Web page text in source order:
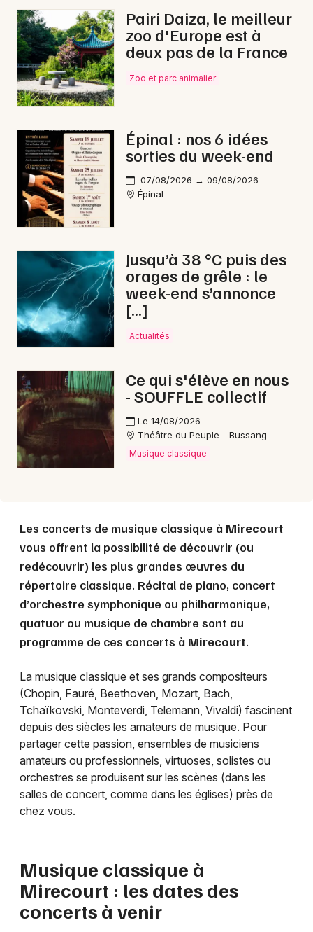
Musique classique dans le Grand Est
Newsletter des sorties
Artistes en tournée
Actus à Mirecourt
Magazine à Mirecourt
Choisir mes départements
Mon email
Je m'abonne
Pairi Daiza, le meilleur
zoo d'Europe est à
deux pas de la France
Zoo et parc animalier
Épinal : nos 6 idées
sorties du week-end
07/08/2026 → 09/08/2026
Épinal
Jusqu’à 38 °C puis des
orages de grêle : le
week-end s’annonce
[…]
Actualités
Ce qui s'élève en nous
- SOUFFLE collectif
Le 14/08/2026
Théâtre du Peuple - Bussang
Musique classique
Les concerts de musique classique à Mirecourt
vous offrent la possibilité de découvrir (ou
redécouvrir) les plus grandes œuvres du
répertoire classique. Récital de piano, concert
d’orchestre symphonique ou philharmonique,
quatuor ou musique de chambre sont au
programme de ces concerts à Mirecourt.
La musique classique et ses grands compositeurs
(Chopin, Fauré, Beethoven, Mozart, Bach,
Tchaïkovski, Monteverdi, Telemann, Vivaldi) fascinent
depuis des siècles les amateurs de musique. Pour
partager cette passion, ensembles de musiciens
amateurs ou professionnels, virtuoses, solistes ou
orchestres se produisent sur les scènes (dans les
salles de concert, comme dans les églises) près de
chez vous.
Musique classique à
Mirecourt : les dates des
concerts à venir